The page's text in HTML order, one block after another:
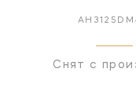
Снят с